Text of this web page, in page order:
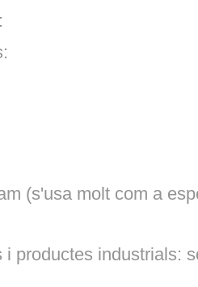
(s'usa molt com a
i productes industrials: